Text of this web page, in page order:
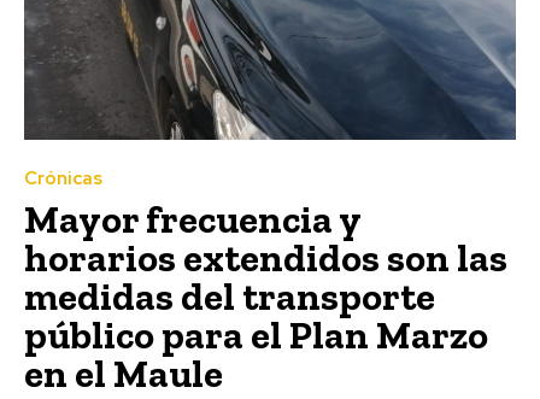
Crónicas
Mayor frecuencia y
horarios extendidos son las
medidas del transporte
público para el Plan Marzo
en el Maule